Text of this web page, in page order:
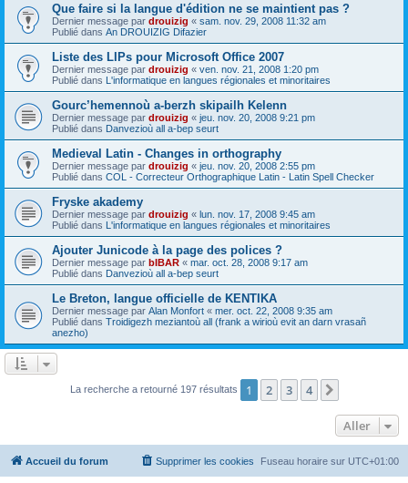
Que faire si la langue d'édition ne se maintient pas ?
Dernier message par drouizig « sam. nov. 29, 2008 11:32 am
Publié dans An DROUIZIG Difazier
Liste des LIPs pour Microsoft Office 2007
Dernier message par drouizig « ven. nov. 21, 2008 1:20 pm
Publié dans L'informatique en langues régionales et minoritaires
Gourc’hemennoù a-berzh skipailh Kelenn
Dernier message par drouizig « jeu. nov. 20, 2008 9:21 pm
Publié dans Danvezioù all a-bep seurt
Medieval Latin - Changes in orthography
Dernier message par drouizig « jeu. nov. 20, 2008 2:55 pm
Publié dans COL - Correcteur Orthographique Latin - Latin Spell Checker
Fryske akademy
Dernier message par drouizig « lun. nov. 17, 2008 9:45 am
Publié dans L'informatique en langues régionales et minoritaires
Ajouter Junicode à la page des polices ?
Dernier message par bIBAR « mar. oct. 28, 2008 9:17 am
Publié dans Danvezioù all a-bep seurt
Le Breton, langue officielle de KENTIKA
Dernier message par Alan Monfort « mer. oct. 22, 2008 9:35 am
Publié dans Troidigezh meziantoù all (frank a wirioù evit an darn vrasañ
anezho)
La recherche a retourné 197 résultats 1 2 3 4
Aller
Accueil du forum Fuseau horaire sur UTC+01:00
Supprimer les cookies